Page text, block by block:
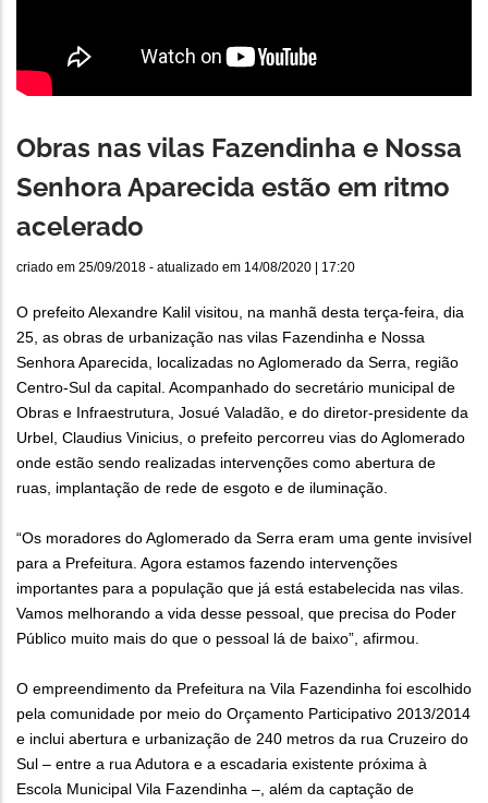
Obras nas vilas Fazendinha e Nossa
Senhora Aparecida estão em ritmo
acelerado
criado em 25/09/2018 - atualizado em 14/08/2020 | 17:20
O prefeito Alexandre Kalil visitou, na manhã desta terça-feira, dia
25, as obras de urbanização nas vilas Fazendinha e Nossa
Senhora Aparecida, localizadas no Aglomerado da Serra, região
Centro-Sul da capital. Acompanhado do secretário municipal de
Obras e Infraestrutura, Josué Valadão, e do diretor-presidente da
Urbel, Claudius Vinicius, o prefeito percorreu vias do Aglomerado
onde estão sendo realizadas intervenções como abertura de
ruas, implantação de rede de esgoto e de iluminação.
“Os moradores do Aglomerado da Serra eram uma gente invisível
para a Prefeitura. Agora estamos fazendo intervenções
importantes para a população que já está estabelecida nas vilas.
Vamos melhorando a vida desse pessoal, que precisa do Poder
Público muito mais do que o pessoal lá de baixo”, afirmou.
O empreendimento da Prefeitura na Vila Fazendinha foi escolhido
pela comunidade por meio do Orçamento Participativo 2013/2014
e inclui abertura e urbanização de 240 metros da rua Cruzeiro do
Sul – entre a rua Adutora e a escadaria existente próxima à
Escola Municipal Vila Fazendinha –, além da captação de